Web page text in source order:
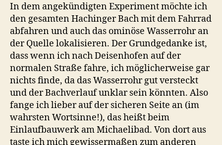
In dem angekündigten Experiment möchte ich
den gesamten Hachinger Bach mit dem Fahrrad
abfahren und auch das ominöse Wasserrohr an
der Quelle lokalisieren. Der Grundgedanke ist,
dass wenn ich nach Deisenhofen auf der
normalen Straße fahre, ich möglicherweise gar
nichts finde, da das Wasserrohr gut versteckt
und der Bachverlauf unklar sein könnten. Also
fange ich lieber auf der sicheren Seite an (im
wahrsten Wortsinne!), das heißt beim
Einlaufbauwerk am Michaelibad. Von dort aus
taste ich mich gewissermaßen zum anderen